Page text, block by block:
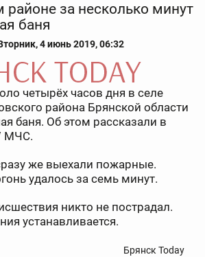
за несколько минут
баня
4 июнь 2019, 06:32
четырёх часов дня в селе
района Брянской области
баня. Об этом рассказали в
МЧС.
же выехали пожарные.
удалось за семь минут.
никто не пострадал.
устанавливается.
Брянск Today